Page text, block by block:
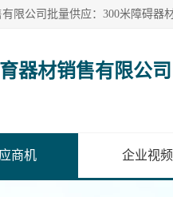
器材销售有限公司
商机 企业视频